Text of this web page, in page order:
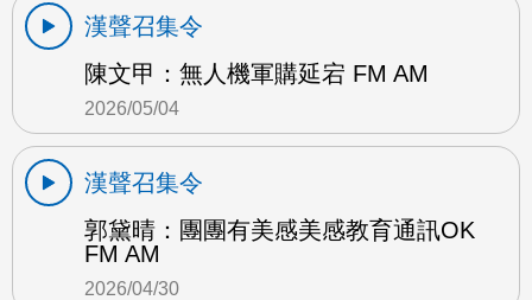
漢聲召集令
陳文甲：無人機軍購延宕 FM AM
2026/05/04
漢聲召集令
郭黛晴：團團有美感美感教育通訊OK
FM AM
2026/04/30